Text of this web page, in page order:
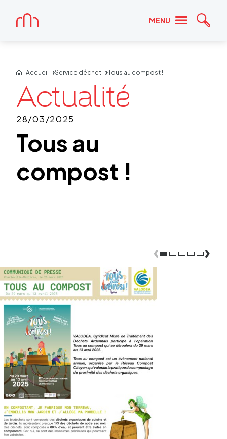
MENU
Accueil
Accueil Service déchet Tous au compost !
Tous au
compost !
28/03/2025